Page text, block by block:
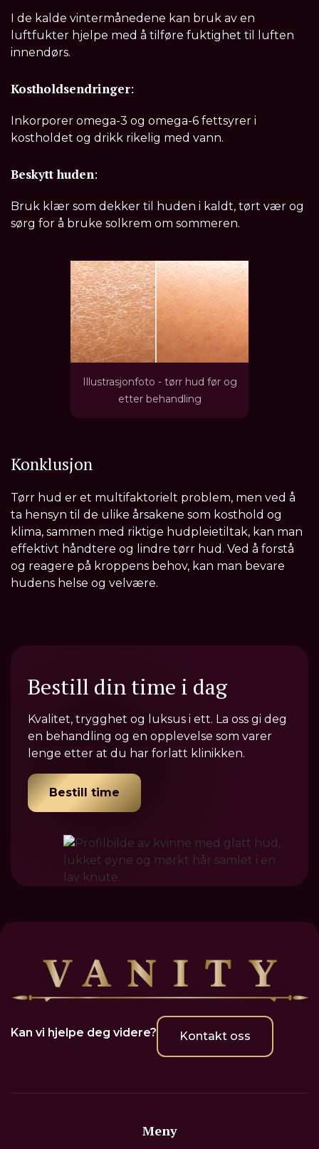
I de kalde vintermånedene kan bruk av en
luftfukter hjelpe med å tilføre fuktighet til luften
innendørs.
Kostholdsendringer:
Inkorporer omega-3 og omega-6 fettsyrer i
kostholdet og drikk rikelig med vann.
Beskytt huden:
Bruk klær som dekker til huden i kaldt, tørt vær og
sørg for å bruke solkrem om sommeren.
Illustrasjonfoto - tørr hud før og
etter behandling
Konklusjon
Tørr hud er et multifaktorielt problem, men ved å
ta hensyn til de ulike årsakene som kosthold og
klima, sammen med riktige hudpleietiltak, kan man
effektivt håndtere og lindre tørr hud. Ved å forstå
og reagere på kroppens behov, kan man bevare
hudens helse og velvære.
Bestill din time i dag
Kvalitet, trygghet og luksus i ett. La oss gi deg
en behandling og en opplevelse som varer
lenge etter at du har forlatt klinikken.
Bestill time
Kan vi hjelpe deg videre? Kontakt oss
Meny